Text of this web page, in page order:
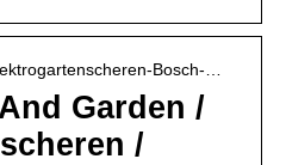
Bosch-…
Garden /
/